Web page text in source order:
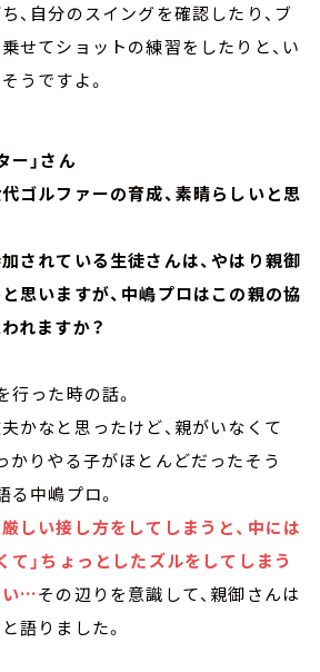
、自分のスイングを確認したり、ブ
せてショットの練習をしたりと、い
うですよ。
ー」さん
ゴルファーの育成、素晴らしいと思
されている生徒さんは、やはり親御
思いますが、中嶋プロはこの親の協
れますか？
行った時の話。
かなと思ったけど、親がいなくて
かりやる子がほとんどだったそう
る中嶋プロ。
しい接し方をしてしまうと、中には
て」ちょっとしたズルをしてしまう
い…その辺りを意識して、親御さんは
語りました。